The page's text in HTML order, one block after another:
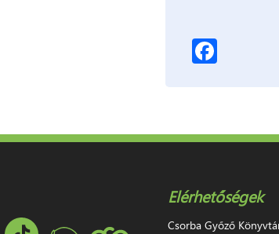
Elérhetőségek
Csorba Győző